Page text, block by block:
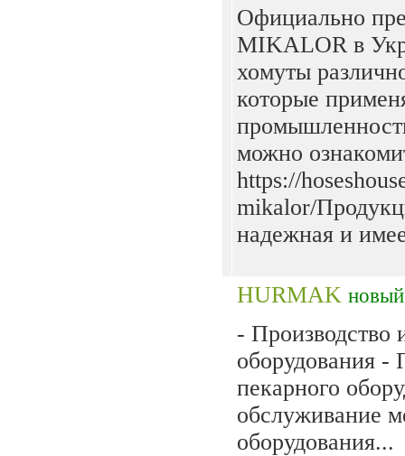
Официально
MIKALOR в
хомуты
которые
можно
https://
mikalor/
надежная и
HURMAK новый
- Производство
оборудования -
пекарного
обслуживание
оборудования...